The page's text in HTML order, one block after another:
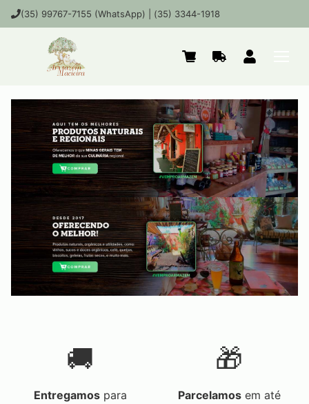
(35) 99767-7155 (WhatsApp) | (35) 3344-1918
🚚
Entregamospara
🎁
Parcelamosem até